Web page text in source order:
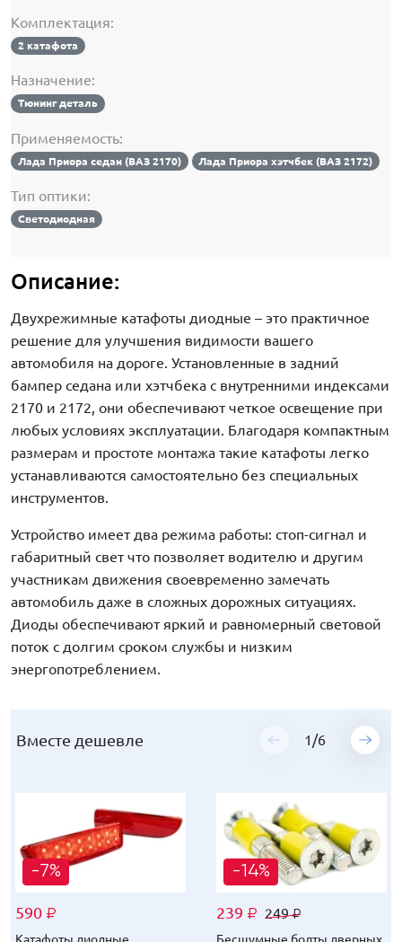
Комплектация:
2 катафота
Назначение:
Тюнинг деталь
Применяемость:
Лада Приора седан (ВАЗ 2170) Лада Приора хэтчбек (ВАЗ 2172)
Тип оптики:
Светодиодная
Описание:
Двухрежимные катафоты диодные – это практичное
решение для улучшения видимости вашего
автомобиля на дороге. Установленные в задний
бампер седана или хэтчбека с внутренними индексами
2170 и 2172, они обеспечивают четкое освещение при
любых условиях эксплуатации. Благодаря компактным
размерам и простоте монтажа такие катафоты легко
устанавливаются самостоятельно без специальных
инструментов.
Устройство имеет два режима работы: стоп-сигнал и
габаритный свет что позволяет водителю и другим
участникам движения своевременно замечать
автомобиль даже в сложных дорожных ситуациях.
Диоды обеспечивают яркий и равномерный световой
поток с долгим сроком службы и низким
энергопотреблением.
Вместе дешевле 1 /6
-7%
590 ₽
-14%
239 ₽ 249₽
Вместе дешевле 1 /6
-7%
590 ₽
-19%
55₽ 69₽
Вместе дешевле 1 /6
-7%
590 ₽
-19%
112 ₽ 139₽
Вместе дешевле 1 /6
-7%
590 ₽
-12%
315 ₽ 329₽
Вместе дешевле 1 /6
-7%
590 ₽
-10%
431 ₽ 449₽
Вместе дешевле 1 /6
-7%
590 ₽
-10%
431 ₽ 449₽